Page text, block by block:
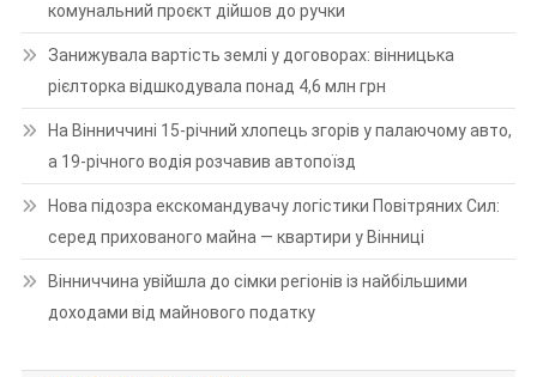
комунальний проєкт дійшов до ручки
Занижувала вартість землі у договорах: вінницька
рієлторка відшкодувала понад 4,6 млн грн
На Вінниччині 15-річний хлопець згорів у палаючому авто,
а 19-річного водія розчавив автопоїзд
Нова підозра екскомандувачу логістики Повітряних Сил:
серед прихованого майна — квартири у Вінниці
Вінниччина увійшла до сімки регіонів із найбільшими
доходами від майнового податку